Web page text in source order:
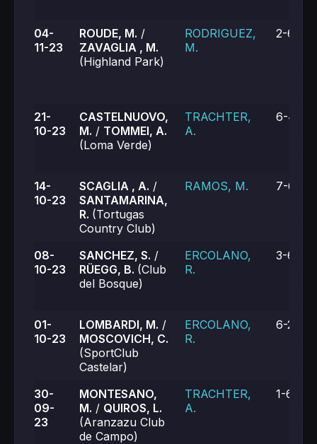
04-
11-23
ROUDE, M. /
ZAVAGLIA , M.
(Highland Park)
RODRIGUEZ,
M.
2-6, 6-
21-
10-23
CASTELNUOVO,
M. / TOMMEI, A.
(Loma Verde)
TRACHTER,
A.
6-4, 6-
14-
10-23
SCAGLIA , A. /
SANTAMARINA,
R. (Tortugas
Country Club)
RAMOS, M. 7-6, 6-
08-
10-23
SANCHEZ, S. /
RÜEGG, B. (Club
del Bosque)
ERCOLANO,
R.
3-6, 3-
01-
10-23
LOMBARDI, M. /
MOSCOVICH, C.
(SportClub
Castelar)
ERCOLANO,
R.
6-2, 6-
30-
09-
23
MONTESANO,
M. / QUIROS, L.
(Aranzazu Club
de Campo)
TRACHTER,
A.
1-6, 2-6